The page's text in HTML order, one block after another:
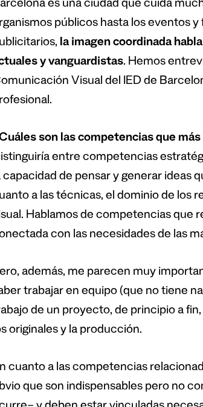
es una ciudad que cuida
públicos hasta los eventos
la imagen coordinada
y vanguardistas. Hemos
Visual del IED de
son las competencias que
entre competencias
capacidad de pensar y generar ideas
a las técnicas, el dominio de los
Hablamos de competencias que
con las necesidades de las
además, me parecen muy
trabajar en equipo (que no tiene
de un proyecto, de principio a
originales y la producción.
cuanto a las competencias
que son indispensables pero no